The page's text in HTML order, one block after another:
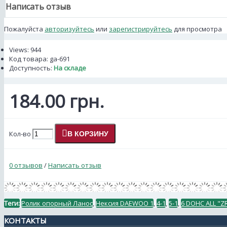
Написать отзыв
Пожалуйста авторизуйтесь или зарегистрируйтесь для просмотра
Views: 944
Код товара: ga-691
Доступность: На складе
184.00 грн.
Кол-во В КОРЗИНУ
0 отзывов /Написать отзыв
Теги:Ролик опорный Ланос,Нексия DAEWOO 1,4-1,5-1, 6 DOHC ALL
КОНТАКТЫ